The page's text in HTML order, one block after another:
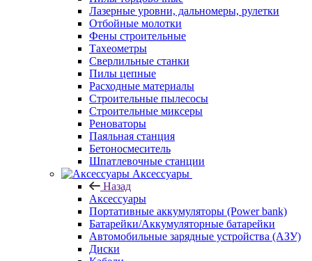
Лазерные уровни, дальномеры, рулетки
Отбойные молотки
Фены строительные
Тахеометры
Сверлильные станки
Пилы цепные
Расходные материалы
Строительные пылесосы
Строительные миксеры
Реноваторы
Паяльная станция
Бетоносмеситель
Шпатлевочные станции
Аксессуары
Назад
Аксессуары
Портативные аккумуляторы (Power bank)
Батарейки/Аккумуляторные батарейки
Автомобильные зарядные устройства (АЗУ)
Диски